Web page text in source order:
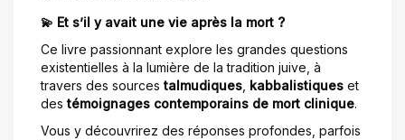
💫 Et s’il y avait une vie après la mort ?
Ce livre passionnant explore les grandes questions
existentielles à la lumière de la tradition juive, à
travers des sourcestalmudiques kabbalistiques et
destémoignages contemporains de mort clinique.
Vous y découvrirez des réponses profondes, parfois